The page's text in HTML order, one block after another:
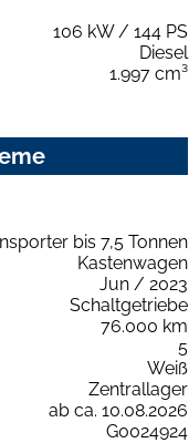
106 kW / 144 PS
Diesel
1.997 cm³
bis 7,5 Tonnen
Kastenwagen
Jun / 2023
Schaltgetriebe
76.000 km
5
Weiß
Zentrallager
ab ca. 10.08.2026
G0024924